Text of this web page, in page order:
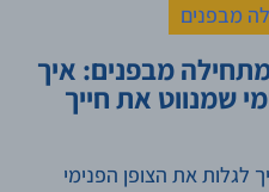
מבפנים
מתחילה מבפנים: איך
שמנווט את חייך
את הצופן הפנימי